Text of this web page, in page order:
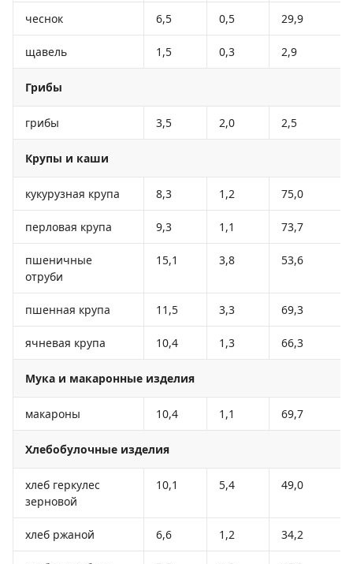
чеснок 6,5 0,5 29,9
щавель 1,5 0,3 2,9
Грибы
грибы 3,5 2,0 2,5
Крупы и каши
кукурузная крупа 8,3 1,2 75,0
перловая крупа 9,3 1,1 73,7
пшеничные
отруби
15,1 3,8 53,6
пшенная крупа 11,5 3,3 69,3
ячневая крупа 10,4 1,3 66,3
Мука и макаронные изделия
макароны 10,4 1,1 69,7
Хлебобулочные изделия
хлеб геркулес
зерновой
10,1 5,4 49,0
хлеб ржаной 6,6 1,2 34,2